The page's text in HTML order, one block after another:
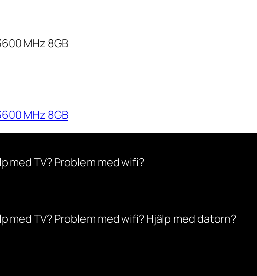
MHz 8GB
MHz 8GB
med TV? Problem med wifi?
med TV? Problem med wifi? Hjälp med datorn?